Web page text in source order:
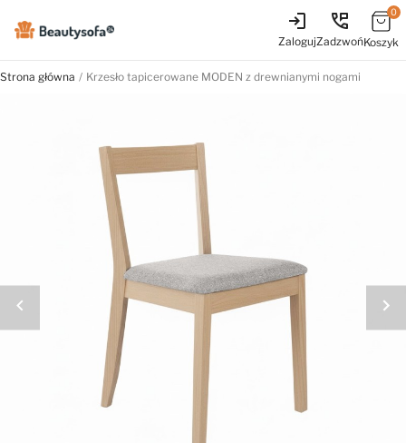
login
Zaloguj
perm_phone_msg
Zadzwoń
0
Koszyk
Strona główna Krzesło tapicerowane MODEN z drewnianymi nogami